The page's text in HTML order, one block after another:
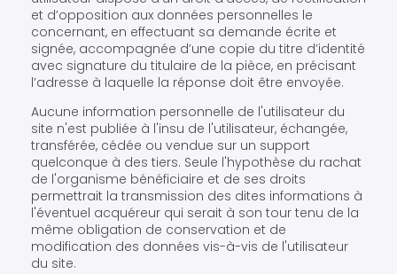
et d’opposition aux données personnelles le
concernant, en effectuant sa demande écrite et
signée, accompagnée d’une copie du titre d’identité
avec signature du titulaire de la pièce, en précisant
l’adresse à laquelle la réponse doit être envoyée.
Aucune information personnelle de l'utilisateur du
site n'est publiée à l'insu de l'utilisateur, échangée,
transférée, cédée ou vendue sur un support
quelconque à des tiers. Seule l'hypothèse du rachat
de l'organisme bénéficiaire et de ses droits
permettrait la transmission des dites informations à
l'éventuel acquéreur qui serait à son tour tenu de la
même obligation de conservation et de
modification des données vis-à-vis de l'utilisateur
du site.